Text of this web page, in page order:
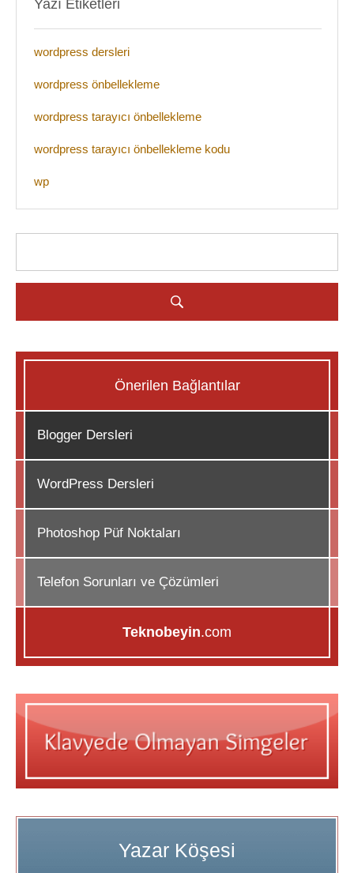
Yazı Etiketleri
wordpress dersleri
wordpress önbellekleme
wordpress tarayıcı önbellekleme
wordpress tarayıcı önbellekleme kodu
wp
Önerilen Bağlantılar
Blogger Dersleri
WordPress Dersleri
Photoshop Püf Noktaları
Telefon Sorunları ve Çözümleri
Teknobeyin.com